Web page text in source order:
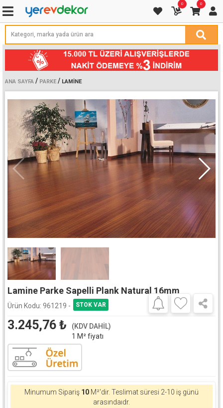
0 0
ANA SAYFA / PARKE / LAMINE
Lamine Parke Sapelli Plank Natural 16mm
Ürün Kodu: 961219 -
3.245,76 ₺
(KDV DAHİL)
1 M² fiyatı
Minumum Sipariş 10 M²'dir. Teslimat süresi 2-10 iş günü
arasındaıdr.